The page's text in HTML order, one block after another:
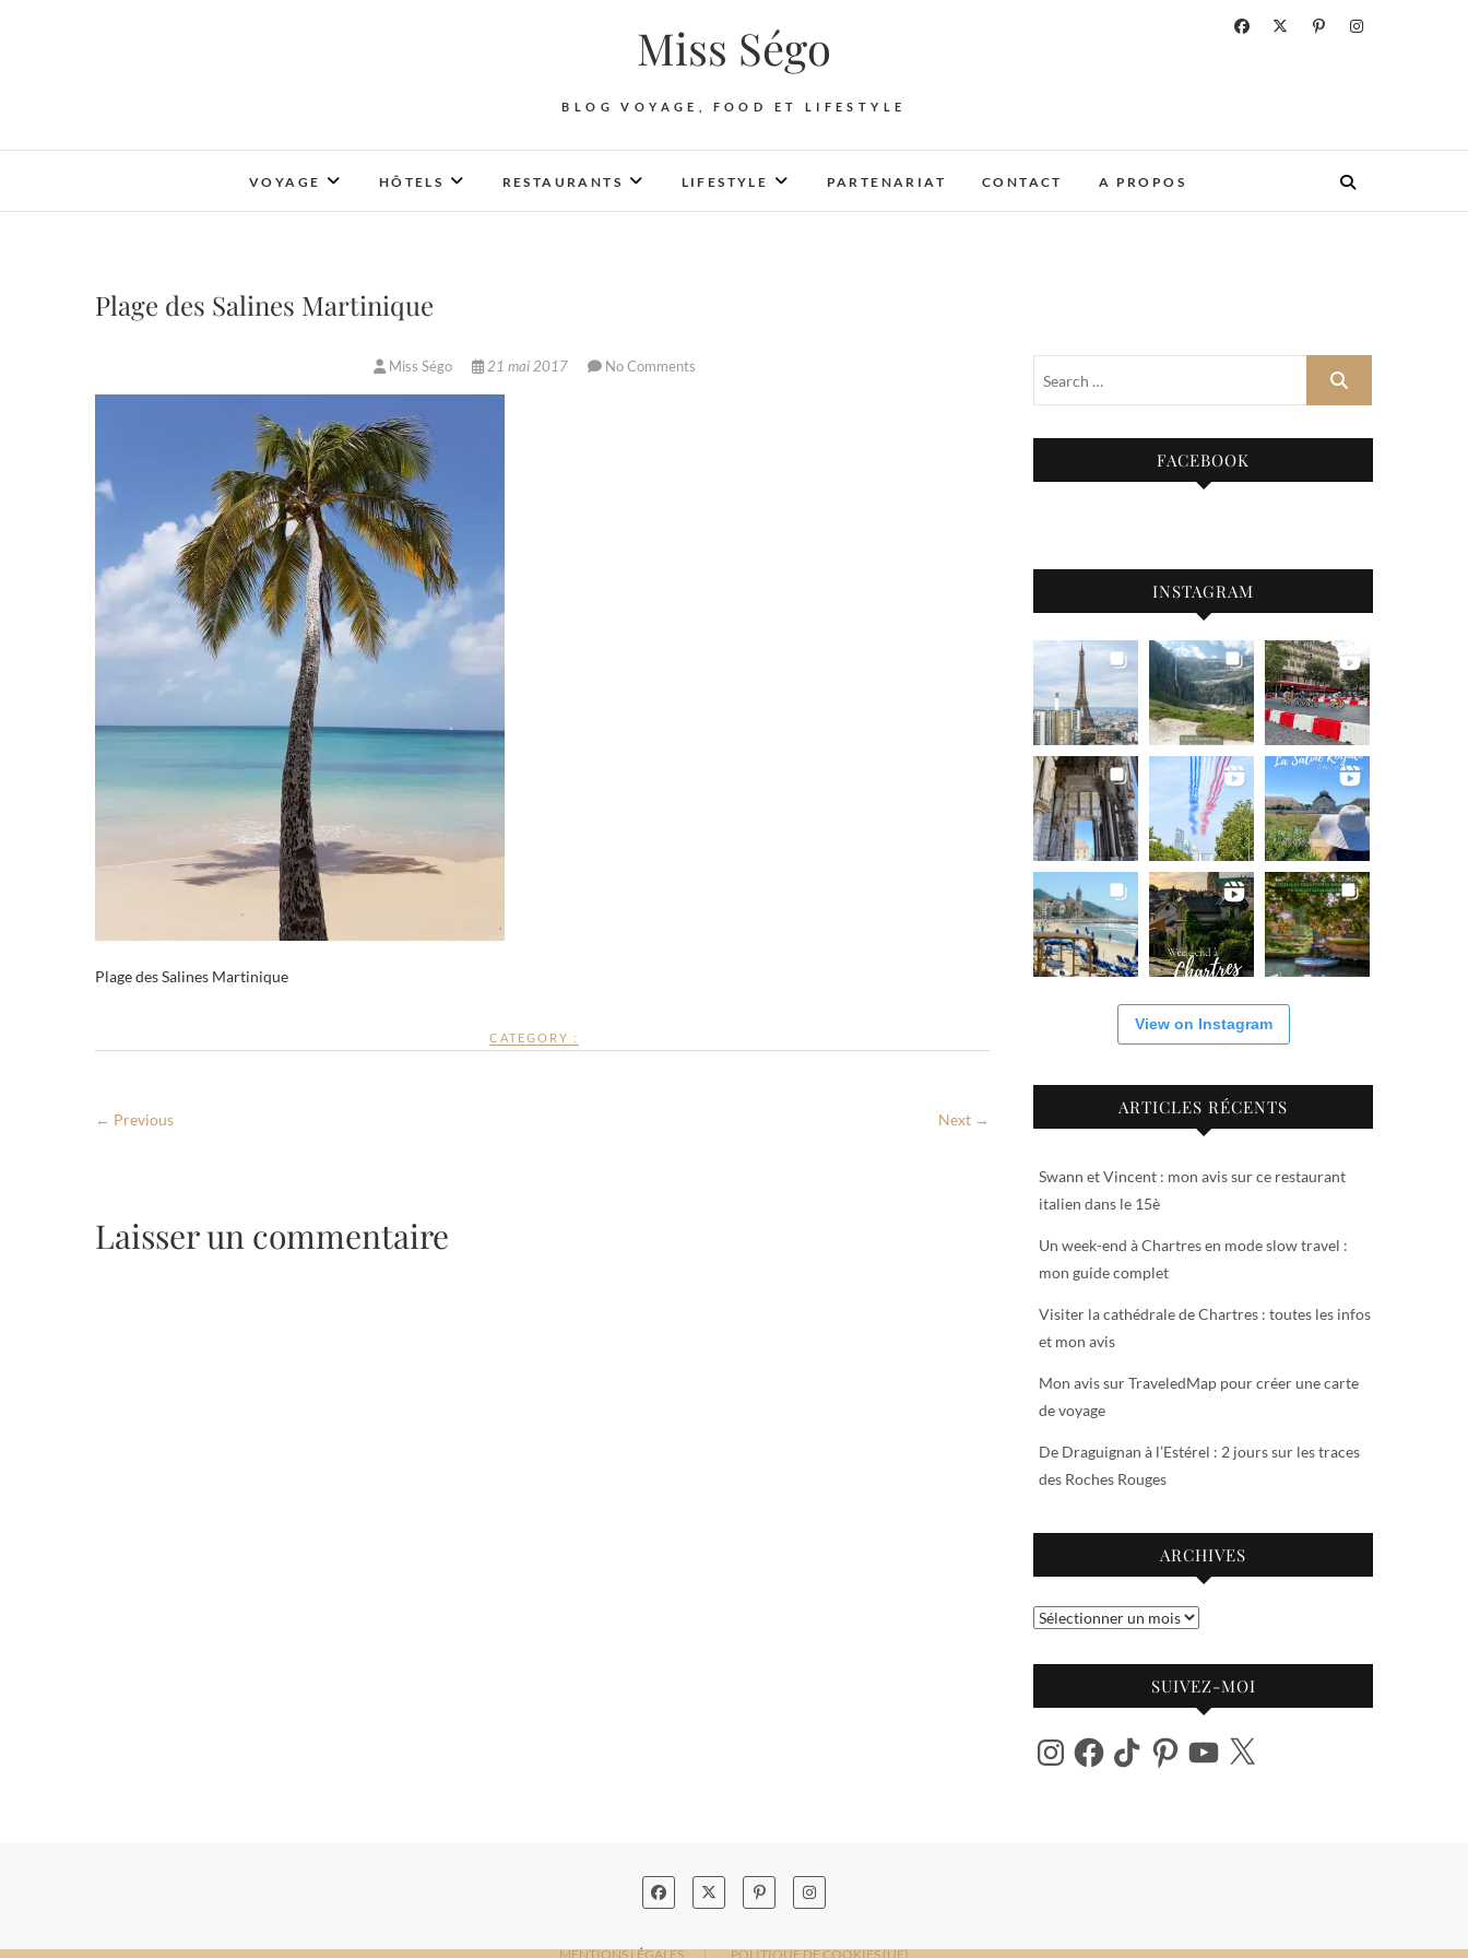
Miss Ségo
BLOG VOYAGE, FOOD ET LIFESTYLE
VOYAGE HÔTELS RESTAURANTS LIFESTYLE PARTENARIAT CONTACT A PROPOS
Plage des Salines Martinique
Miss Ségo 21 mai 2017 No Comments
Plage des Salines Martinique
CATEGORY :
← Previous Next →
Laisser un commentaire
FACEBOOK
INSTAGRAM
View on Instagram
ARTICLES RÉCENTS
Swann et Vincent : mon avis sur ce restaurant
italien dans le 15è
Un week-end à Chartres en mode slow travel :
mon guide complet
Visiter la cathédrale de Chartres : toutes les infos
et mon avis
Mon avis sur TraveledMap pour créer une carte
de voyage
De Draguignan à l’Estérel : 2 jours sur les traces
des Roches Rouges
ARCHIVES
Archives
SUIVEZ-MOI
InstagramFacebook
TikTok PinterestYouTube
X
MENTIONS LÉGALES POLITIQUE DE COOKIES (UE)